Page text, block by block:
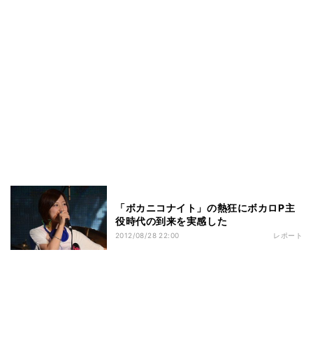
「ボカニコナイト」の熱狂にボカロP主
役時代の到来を実感した
2012/08/28 22:00 レポート